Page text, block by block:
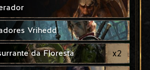
Vrihedd
da Floresta x2